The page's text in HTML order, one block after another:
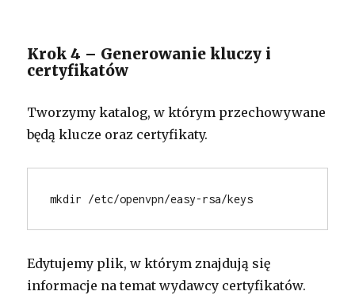
Krok 4 – Generowanie kluczy i
certyfikatów
Tworzymy katalog, w którym przechowywane
będą klucze oraz certyfikaty.
mkdir /etc/openvpn/easy-rsa/keys
Edytujemy plik, w którym znajdują się
informacje na temat wydawcy certyfikatów.